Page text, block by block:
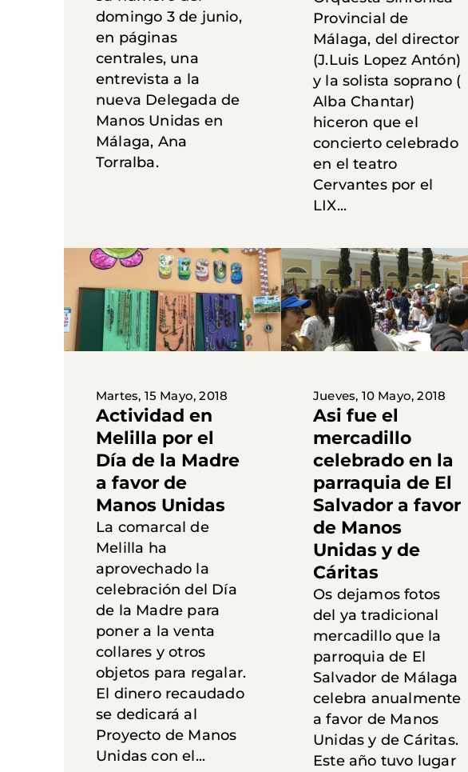
domingo 3 de junio,
en páginas
centrales, una
entrevista a la
nueva Delegada de
Manos Unidas en
Málaga, Ana
Torralba.
Provincial de
Málaga, del director
(J.Luis Lopez Antón)
y la solista soprano (
Alba Chantar)
hiceron que el
concierto celebrado
en el teatro
Cervantes por el
LIX...
Martes, 15 Mayo, 2018
Actividad en
Melilla por el
Día de la Madre
a favor de
Manos Unidas
La comarcal de
Melilla ha
aprovechado la
celebración del Día
de la Madre para
poner a la venta
collares y otros
objetos para regalar.
El dinero recaudado
se dedicará al
Proyecto de Manos
Unidas con el...
Jueves, 10 Mayo, 2018
Asi fue el
mercadillo
celebrado en la
parraquia de El
Salvador a favor
de Manos
Unidas y de
Cáritas
Os dejamos fotos
del ya tradicional
mercadillo que la
parroquia de El
Salvador de Málaga
celebra anualmente
a favor de Manos
Unidas y de Cáritas.
Este año tuvo lugar